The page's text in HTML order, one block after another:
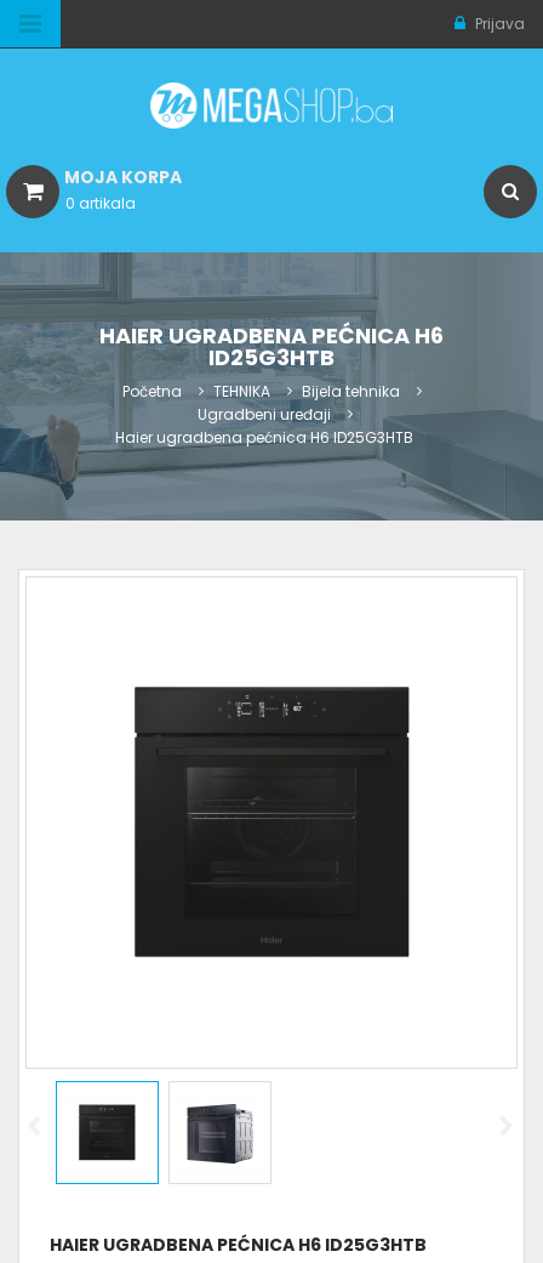
Prijava
MOJA KORPA
0 artikala
HAIER UGRADBENA PEĆNICA H6
ID25G3HTB
Početna TEHNIKA
Bijela tehnika
Ugradbeni uređaji
Haier ugradbena pećnica H6 ID25G3HTB
HAIER UGRADBENA PEĆNICA H6 ID25G3HTB